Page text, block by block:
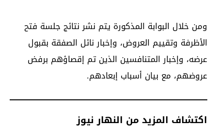
ومن خلال البوابة المذكورة يتم نشر نتائج جلسة فتح
الأظرفة وتقييم العروض، وإخبار نائل الصفقة بقبول
عرضه، وإخبار المتنافسين الذين تم إقصاؤهم برفض
عروضهم، مع بيان أسباب إبعادهم.
اكتشاف المزيد من النهار نيوز